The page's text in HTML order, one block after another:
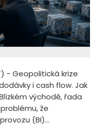
- Geopolitická krize
i cash flow. Jak
východě, řada
že
(BI)...